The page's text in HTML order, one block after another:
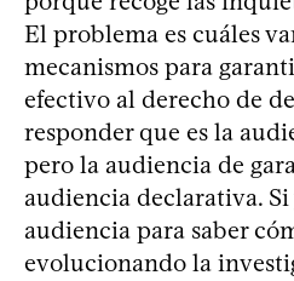
El problema es cuáles
mecanismos para
efectivo al derecho de
responder que es la
pero la audiencia de
audiencia declarativa.
audiencia para saber
evolucionando la